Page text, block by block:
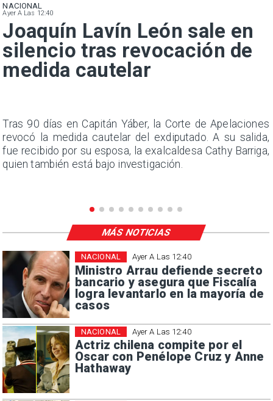
NACIONAL
Ayer A Las 12:40
Joaquín Lavín León sale en
silencio tras revocación de
medida cautelar
Tras 90 días en Capitán Yáber, la Corte de Apelaciones
revocó la medida cautelar del exdiputado. A su salida,
fue recibido por su esposa, la exalcaldesa Cathy Barriga,
quien también está bajo investigación.
Ayer A Las 12:40
Ministro Arrau defiende secreto
bancario y asegura que Fiscalía
logra levantarlo en la mayoría de
casos
NACIONAL
Ayer A Las 12:40
Actriz chilena compite por el
Oscar con Penélope Cruz y Anne
Hathaway
NACIONAL
MÁS NOTICIAS